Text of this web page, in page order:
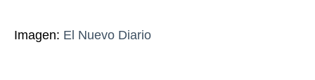
Imagen: El Nuevo Diario